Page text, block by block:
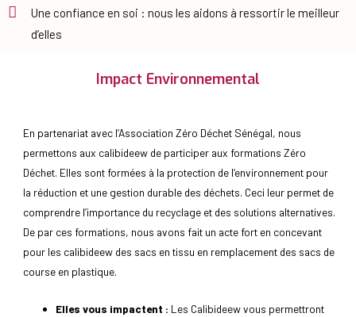
Une confiance en soi : nous les aidons à ressortir le meilleur
d’elles
Impact Environnemental
En partenariat avec l’Association Zéro Déchet Sénégal, nous
permettons aux calibideew de participer aux formations Zéro
Déchet. Elles sont formées à la protection de l’environnement pour
la réduction et une gestion durable des déchets. Ceci leur permet de
comprendre l’importance du recyclage et des solutions alternatives.
De par ces formations, nous avons fait un acte fort en concevant
pour les calibideew des sacs en tissu en remplacement des sacs de
course en plastique.
Elles vous impactent : Les Calibideew vous permettront